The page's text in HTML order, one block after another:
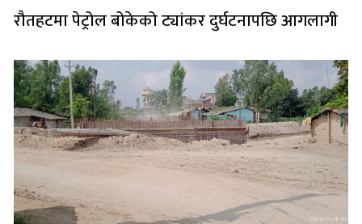
रौतहटमा पेट्रोल बोकेको ट्यांकर दुर्घटनापछि आगलागी